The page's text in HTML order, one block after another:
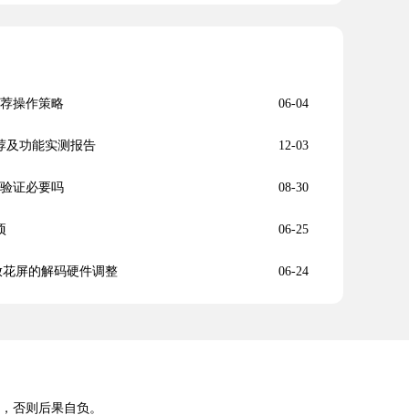
操作策略 06-04
及功能实测报告 12-03
证必要吗 08-30
06-25
花屏的解码硬件调整 06-24
否则后果自负。